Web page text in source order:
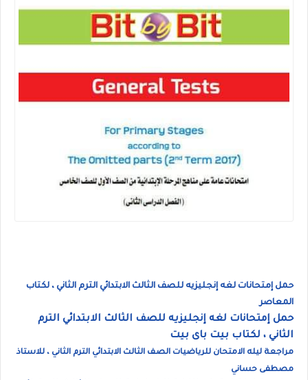
حمل إمتحانات لغه إنجليزيه للصف الثالث الابتدائي الترم الثاني ، لكتاب
المعاصر
حمل إمتحانات لغه إنجليزيه للصف الثالث الابتدائي الترم
الثاني ، لكتاب بيت باى بيت
مراجعة ليله الامتحان للرياضيات الصف الثالث الابتدائي الترم الثاني ، للاستاذ
مصطفى حساني